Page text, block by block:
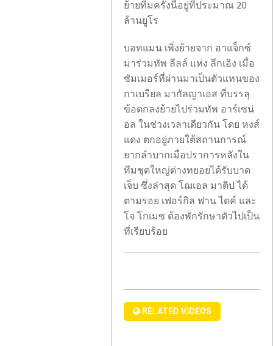
ย้ายทีมครั้งนี้อยู่ที่ประมาณ 20
ล้านยูโร
บอทแมน เพิ่งย้ายจาก อาแจ็กซ์
มาร่วมทัพ ลีลล์ แห่ง ลีกเอิง เมื่อ
ซัมเมอร์ที่ผ่านมาเป็นตัวแทนของ
กาเบรียล มากัลญาเอส ที่บรรลุ
ข้อตกลงย้ายไปร่วมทัพ อาร์เซน่
อล ในช่วงเวลาเดียวกัน โดย หงส์
แดง ตกอยู่ภายใต้สถานการณ์
ยากลำบากเมื่อปราการหลังใน
ทีมชุดใหญ่ต่างทยอยได้รับบาด
เจ็บ ซึ่งล่าสุด โฌเอล มาติป ได้
ตามรอย เฟอร์กิล ฟาน ไดค์ และ
โจ โกเมซ ต้องพักรักษาตัวไปเป็น
ที่เรียบร้อย
RELATED VIDEOS
มือปืน
ลักพา
ตัว
ลูก
ใน
ไนจีเรีย
แมน
เชส
เตอร์
ลุ้น
ฟิต
มาร์